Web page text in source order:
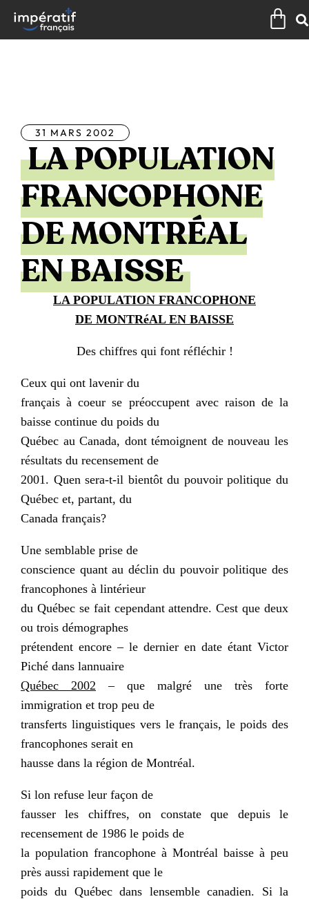
contenu
31 MARS 2002
LA POPULATION
FRANCOPHONE
DE MONTRÉAL
EN BAISSE
LA POPULATION FRANCOPHONE
DE MONTRéAL EN BAISSE
Des chiffres qui font réfléchir !
Ceux qui ont lavenir du
français à coeur se préoccupent avec raison de la
baisse continue du poids du
Québec au Canada, dont témoignent de nouveau les
résultats du recensement de
2001. Quen sera-t-il bientôt du pouvoir politique du
Québec et, partant, du
Canada français?
Une semblable prise de
conscience quant au déclin du pouvoir politique des
francophones à lintérieur
du Québec se fait cependant attendre. Cest que deux
ou trois démographes
prétendent encore – le dernier en date étant Victor
Piché dans lannuaire
Québec 2002 – que malgré une très forte
immigration et trop peu de
transferts linguistiques vers le français, le poids des
francophones serait en
hausse dans la région de Montréal.
Si lon refuse leur façon de
fausser les chiffres, on constate que depuis le
recensement de 1986 le poids de
la population francophone à Montréal baisse à peu
près aussi rapidement que le
poids du Québec dans lensemble canadien. Si la